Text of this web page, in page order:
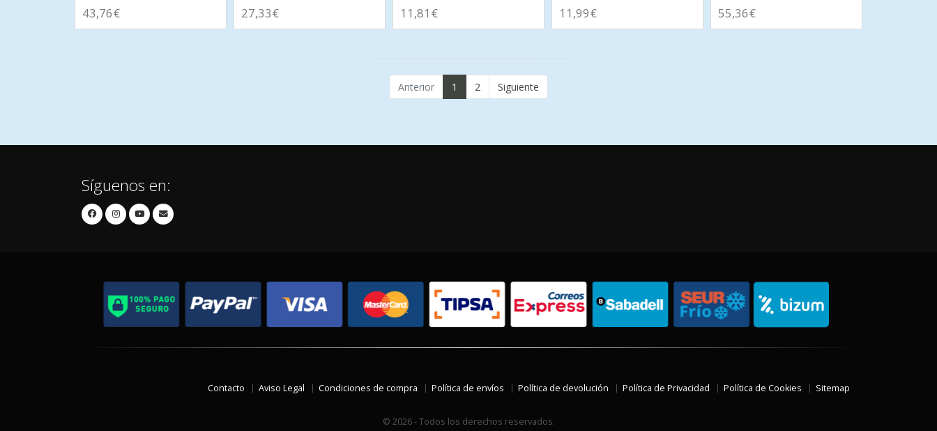
43,76€ 27,33€ 11,81€ 11,99€ 55,36€
Anterior 1 2 Siguiente
Síguenos en:
Contacto Aviso Legal Condiciones de compra Política de envíos Política de devolución Política de Privacidad Política de Cookies Sitemap
© 2026 - Todos los derechos reservados.